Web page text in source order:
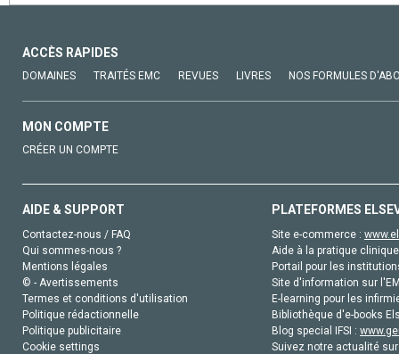
ACCÈS RAPIDES
DOMAINES TRAITÉS EMC REVUES LIVRES NOS FORMULES
MON COMPTE
CRÉER UN COMPTE
AIDE & SUPPORT
Contactez-nous / FAQ
Qui sommes-nous ?
Mentions légales
© - Avertissements
Termes et conditions d'utilisation
Politique rédactionnelle
Politique publicitaire
Cookie settings
PLATEFORMES
Site e-commerce :
Aide à la pratique
Portail pour les
Site d'information sur
E-learning pour les
Bibliothèque d'e-books
Blog special IFSI :
Suivez notre actualité